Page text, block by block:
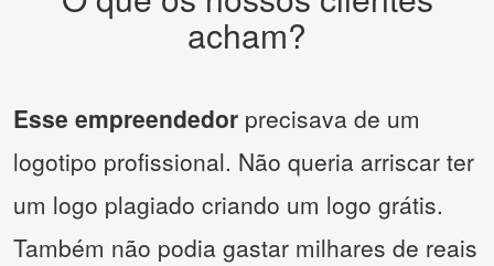
acham?
Esse empreendedor precisava de um
logotipo profissional. Não queria arriscar ter
um logo plagiado criando um logo grátis.
Também não podia gastar milhares de reais